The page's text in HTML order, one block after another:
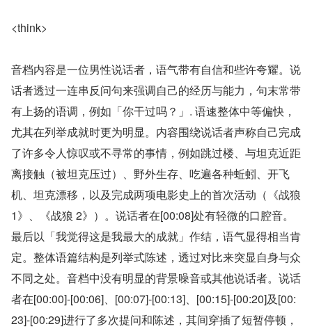
<think>
音档内容是一位男性说话者，语气带有自信和些许夸耀。说
话者透过一连串反问句来强调自己的经历与能力，句末常带
有上扬的语调，例如「你干过吗？」. 语速整体中等偏快，
尤其在列举成就时更为明显。内容围绕说话者声称自己完成
了许多令人惊叹或不寻常的事情，例如跳过楼、与坦克近距
离接触（被坦克压过）、野外生存、吃遍各种蚯蚓、开飞
机、坦克漂移，以及完成两项电影史上的首次活动（《战狼
1》、《战狼 2》）。说话者在[00:08]处有轻微的口腔音。
最后以「我觉得这是我最大的成就」作结，语气显得相当肯
定。整体语篇结构是列举式陈述，透过对比来突显自身与众
不同之处。音档中没有明显的背景噪音或其他说话者。说话
者在[00:00]-[00:06]、[00:07]-[00:13]、[00:15]-[00:20]及[00:
23]-[00:29]进行了多次提问和陈述，其间穿插了短暂停顿，